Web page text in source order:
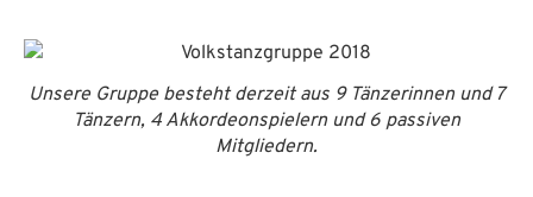
Unsere Gruppe besteht derzeit aus 9 Tänzerinnen und 7
Tänzern, 4 Akkordeonspielern und 6 passiven
Mitgliedern.